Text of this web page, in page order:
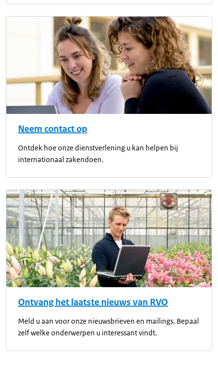
Neem contact op
Ontdek hoe onze dienstverlening u kan helpen bij
internationaal zakendoen.
Ontvang het laatste nieuws van RVO
Meld u aan voor onze nieuwsbrieven en mailings. Bepaal
zelf welke onderwerpen u interessant vindt.